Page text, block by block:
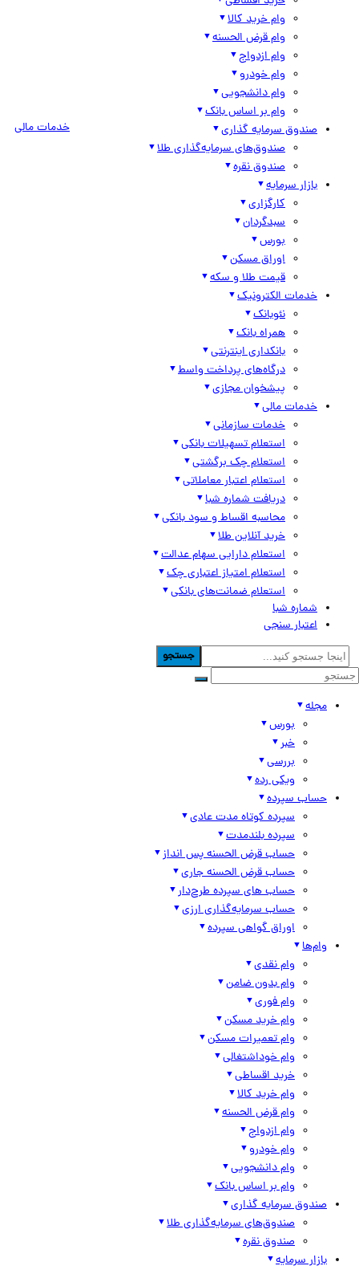
وام خرید کالا
وام قرض الحسنه
وام ازدواج
وام خودرو
وام دانشجویی
وام بر اساس بانک
صندوق سرمایه گذاری
صندوق‌های سرمایه‌گذاری طلا
صندوق نقره
بازار سرمایه
کارگزاری
سبدگردان
بورس
اوراق مسکن
قیمت طلا و سکه
خدمات الکترونیک
نئوبانک
همراه بانک
بانکداری اینترنتی
درگاه‌های پرداخت واسط
پیشخوان مجازی
خدمات مالی
خدمات سازمانی
استعلام تسهیلات بانکی
استعلام چک برگشتی
استعلام اعتبار معاملاتی
دریافت شماره شبا
محاسبه اقساط و سود بانکی
خرید آنلاین طلا
استعلام دارایی سهام عدالت
استعلام امتیاز اعتباری چک
استعلام ضمانت‌های بانکی
شماره شبا
اعتبار سنجی
خدمات مالی
جستجو
مجله
بورس
خبر
بررسی
ویکی رده
حساب سپرده
سپرده کوتاه مدت عادی
سپرده بلندمدت
حساب قرض الحسنه پس انداز
حساب قرض الحسنه جاری
حساب های سپرده طرح‌دار
حساب سرمایه‌گذاری ارزی
اوراق گواهی سپرده
وام‌ها
وام نقدی
وام بدون ضامن
وام فوری
وام خرید مسکن
وام تعمیرات مسکن
وام خوداشتغالی
خرید اقساطی
وام خرید کالا
وام قرض الحسنه
وام ازدواج
وام خودرو
وام دانشجویی
وام بر اساس بانک
صندوق سرمایه گذاری
صندوق‌های سرمایه‌گذاری طلا
صندوق نقره
بازار سرمایه